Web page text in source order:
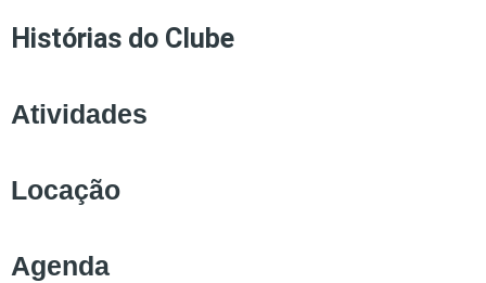
Histórias do Clube
Atividades
Locação
Agenda